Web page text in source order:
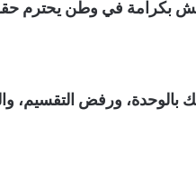
بكرامة في وطن يحترم
بالوحدة، ورفض التقسيم،